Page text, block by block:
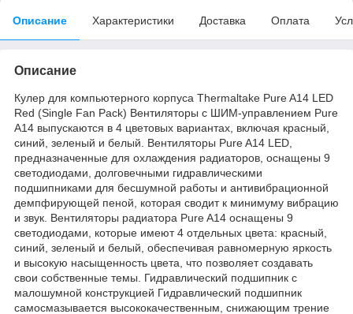
Описание Характеристики Доставка Оплата
Описание
Кулер для компьютерного корпуса Thermaltake Pure A14 LED
Red (Single Fan Pack) Вентиляторы с ШИМ-управлением Pure
A14 выпускаются в 4 цветовых вариантах, включая красный,
синий, зеленый и белый. Вентиляторы Pure A14 LED,
предназначенные для охлаждения радиаторов, оснащены 9
светодиодами, долговечными гидравлическими
подшипниками для бесшумной работы и антивибрационной
демпфирующей пеной, которая сводит к минимуму вибрацию
и звук. Вентиляторы радиатора Pure A14 оснащены 9
светодиодами, которые имеют 4 отдельных цвета: красный,
синий, зеленый и белый, обеспечивая равномерную яркость
и высокую насыщенность цвета, что позволяет создавать
свои собственные темы. Гидравлический подшипник с
малошумной конструкцией Гидравлический подшипник
самосмазывается высококачественным, снижающим трение